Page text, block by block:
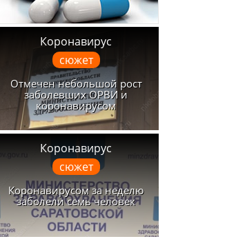
Коронавирус
сюжет
Отмечен небольшой рост
заболевших ОРВИ и
коронавирусом
Коронавирус
сюжет
Коронавирусом за неделю
заболели семь человек